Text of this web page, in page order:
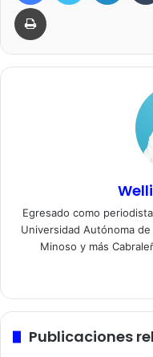
Imprimir
Egresado como
Universidad Autónoma
Minoso y más
Publicaciones